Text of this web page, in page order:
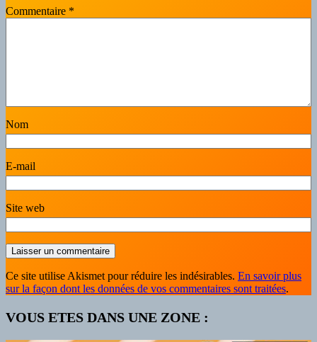
Commentaire *
Nom
E-mail
Site web
Ce site utilise Akismet pour réduire les indésirables. En savoir plus
sur la façon dont les données de vos commentaires sont traitées.
VOUS ETES DANS UNE ZONE :